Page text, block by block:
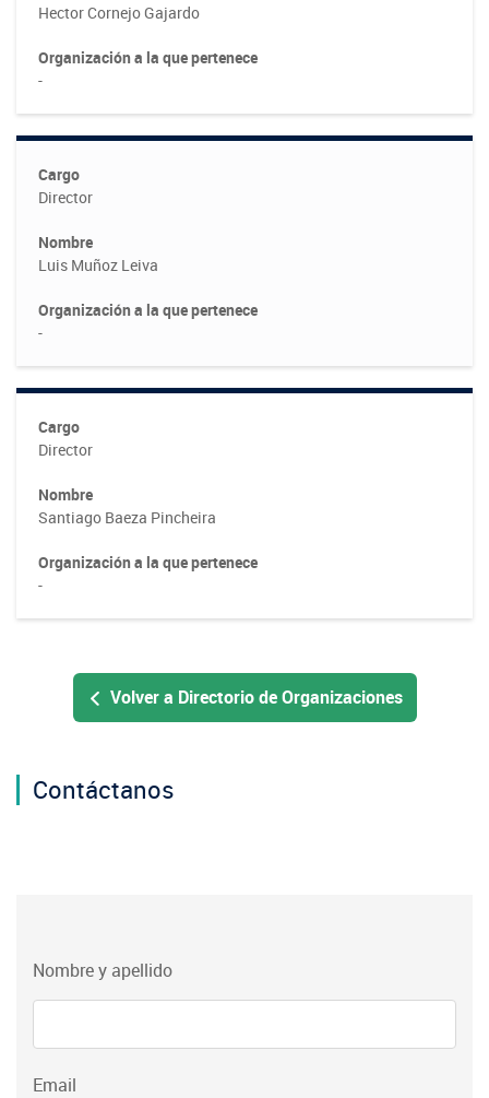
Biblioteca
Hector Cornejo Gajardo
Organización a la que pertenece
-
Cargo
Director
Nombre
Luis Muñoz Leiva
Organización a la que pertenece
-
Cargo
Director
Nombre
Santiago Baeza Pincheira
Organización a la que pertenece
-
Volver a Directorio de Organizaciones
Contáctanos
group-
form-
contact
Nombre y apellido
Email
Email